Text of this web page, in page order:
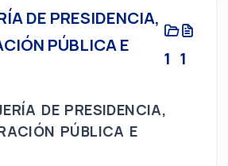
DE PRESIDENCIA,
PÚBLICA E
1 1
DE PRESIDENCIA,
PÚBLICA E